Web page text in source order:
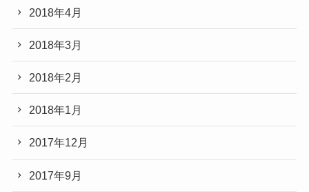
2018年4月
2018年3月
2018年2月
2018年1月
2017年12月
2017年9月